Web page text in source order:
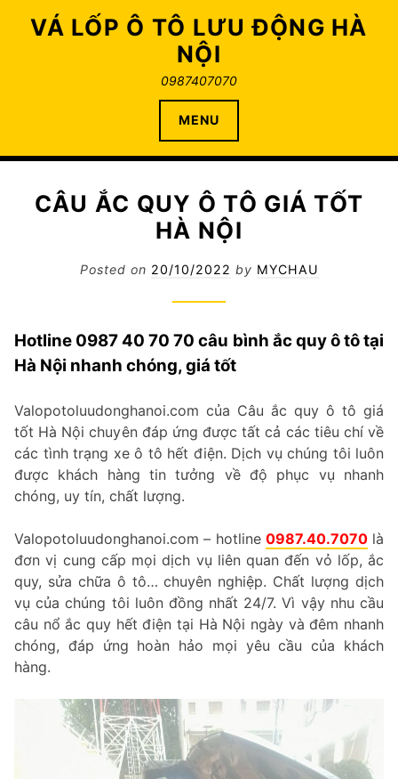
VÁ LỐP Ô TÔ LƯU ĐỘNG HÀ
NỘI
0987407070
MENU
CÂU ẮC QUY Ô TÔ GIÁ TỐT
HÀ NỘI
Posted on 20/10/2022 by MYCHAU
Hotline 0987 40 70 70 câu bình ắc quy ô tô tại
Hà Nội nhanh chóng, giá tốt
Valopotoluudonghanoi.com của Câu ắc quy ô tô giá
tốt Hà Nội chuyên đáp ứng được tất cả các tiêu chí về
các tình trạng xe ô tô hết điện. Dịch vụ chúng tôi luôn
được khách hàng tin tưởng về độ phục vụ nhanh
chóng, uy tín, chất lượng.
Valopotoluudonghanoi.com – hotline 0987.40.7070là
đơn vị cung cấp mọi dịch vụ liên quan đến vỏ lốp, ắc
quy, sửa chữa ô tô… chuyên nghiệp. Chất lượng dịch
vụ của chúng tôi luôn đồng nhất 24/7. Vì vậy nhu cầu
câu nổ ắc quy hết điện tại Hà Nội ngày và đêm nhanh
chóng, đáp ứng hoàn hảo mọi yêu cầu của khách
hàng.